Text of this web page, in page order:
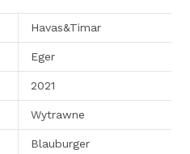
Havas&Timar
Eger
2021
Wytrawne
Blauburger